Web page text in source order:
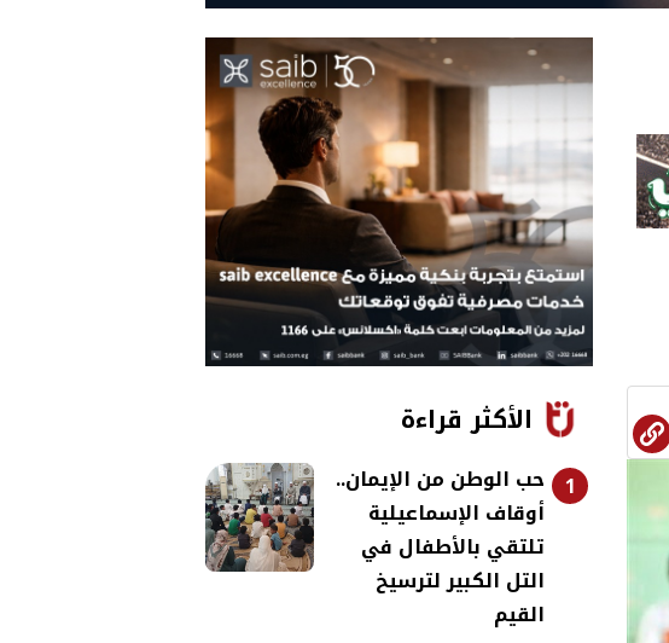
الأكثر قراءة
1
حب الوطن من الإيمان..
أوقاف الإسماعيلية
تلتقي بالأطفال في
التل الكبير لترسيخ
القيم